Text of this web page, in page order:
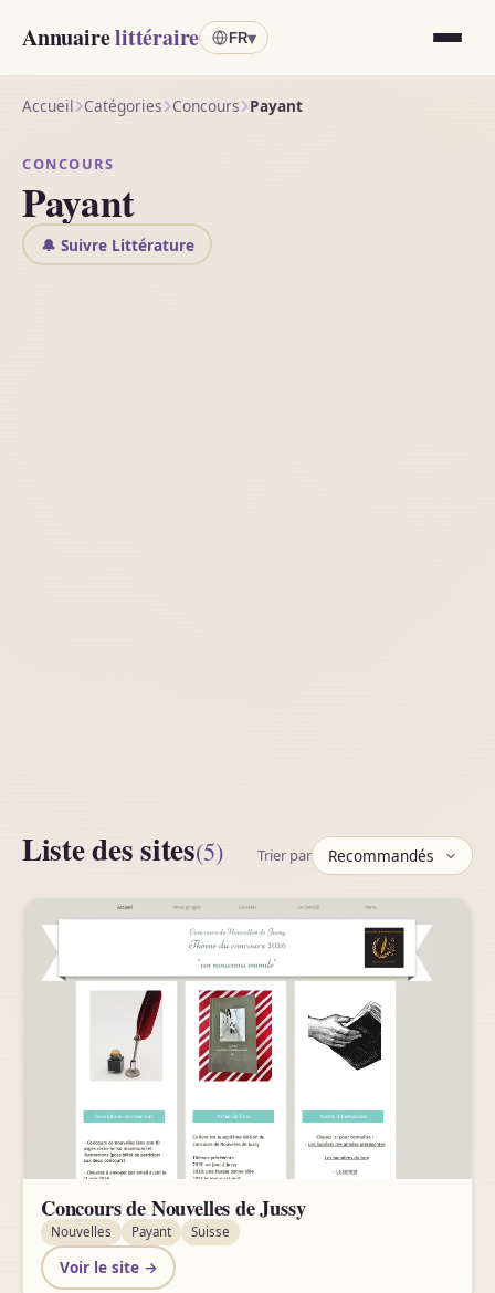
Annuairelittéraire FR▾
Accueil Catégories Concours Payant
CONCOURS
Payant
🔔 Suivre Littérature
Liste des sites(5) Trier par
Concours de Nouvelles de Jussy
Nouvelles Payant Suisse
Voir le site →